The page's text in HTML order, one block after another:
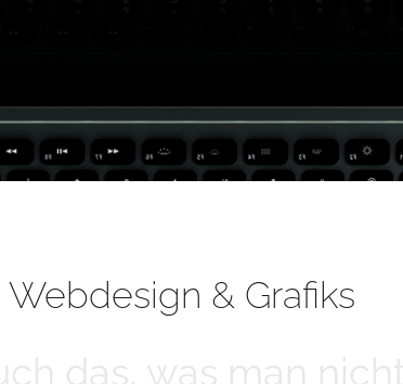
Webdesign & Grafiks